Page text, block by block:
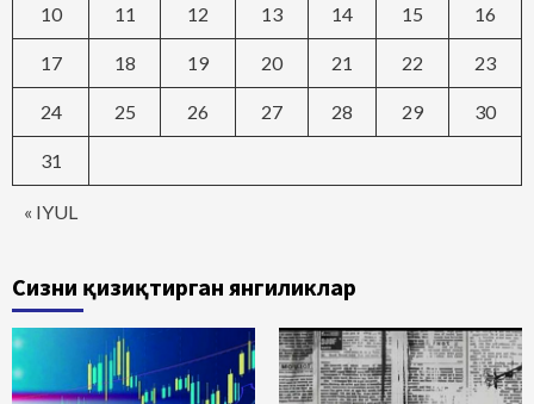
« IYUL
10 11 12 13 14 15 16
17 18 19 20 21 22 23
24 25 26 27 28 29 30
31
Сизни қизиқтирган янгиликлар